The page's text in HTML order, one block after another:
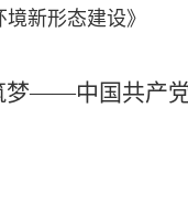
新形态建设》
梦——中国共产